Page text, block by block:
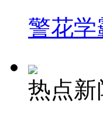
警花
热点新